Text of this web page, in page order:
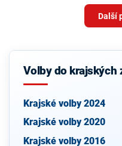
Další
Volby do krajských
Krajské volby 2024
Krajské volby 2020
Krajské volby 2016